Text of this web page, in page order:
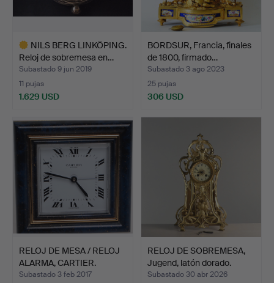
NILS BERG LINKÖPING.
Reloj de sobremesa en…
Subastado 9 jun 2019
11 pujas
1.629 USD
seleccionado
BORDSUR, Francia, finales
de 1800, firmado…
Subastado 3 ago 2023
25 pujas
306 USD
RELOJ DE MESA / RELOJ
ALARMA, CARTIER.
Subastado 3 feb 2017
RELOJ DE SOBREMESA,
Jugend, latón dorado.
Subastado 30 abr 2026